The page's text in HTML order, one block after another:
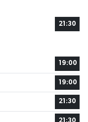
21:30
19:00
19:00
21:30
21:30